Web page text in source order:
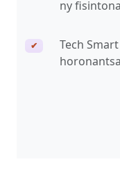
ny
✔
Tech